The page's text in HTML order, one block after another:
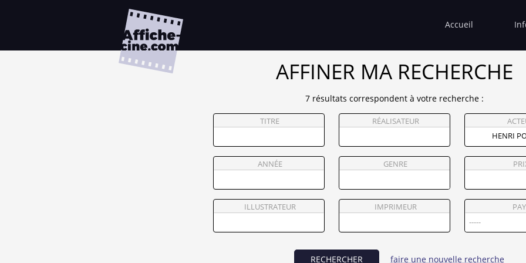
Accueil
AFFINER MA RECHERCHE
7 résultats correspondent à votre recherche :
TITRE RÉALISATEUR
ANNÉE GENRE
ILLUSTRATEUR IMPRIMEUR
RECHERCHER faire une nouvelle recherche